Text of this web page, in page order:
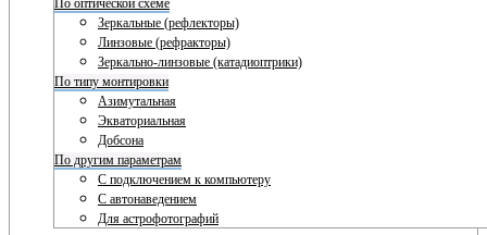
По оптической схеме
Зеркальные (рефлекторы)
Линзовые (рефракторы)
Зеркально-линзовые (катадиоптрики)
По типу монтировки
Азимутальная
Экваториальная
Добсона
По другим параметрам
С подключением к компьютеру
С автонаведением
Для астрофотографий